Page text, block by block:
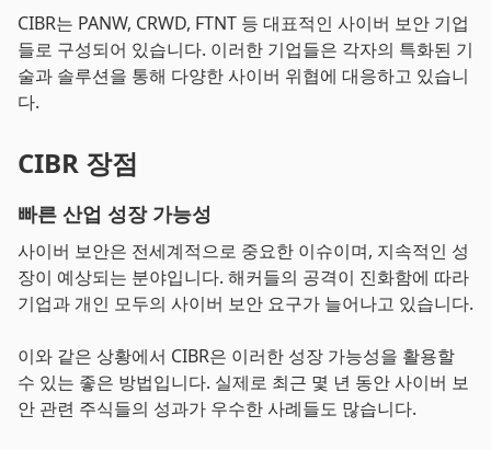
CIBR는 PANW, CRWD, FTNT 등 대표적인 사이버 보안 기업
들로 구성되어 있습니다. 이러한 기업들은 각자의 특화된 기
술과 솔루션을 통해 다양한 사이버 위협에 대응하고 있습니
다.
CIBR 장점
빠른 산업 성장 가능성
사이버 보안은 전세계적으로 중요한 이슈이며, 지속적인 성
장이 예상되는 분야입니다. 해커들의 공격이 진화함에 따라
기업과 개인 모두의 사이버 보안 요구가 늘어나고 있습니다.
이와 같은 상황에서 CIBR은 이러한 성장 가능성을 활용할
수 있는 좋은 방법입니다. 실제로 최근 몇 년 동안 사이버 보
안 관련 주식들의 성과가 우수한 사례들도 많습니다.